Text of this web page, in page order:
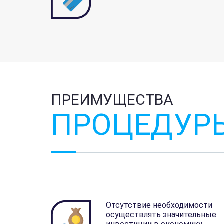
ПРЕИМУЩЕСТВА
Отсутствие необходимости
осуществлять значительные